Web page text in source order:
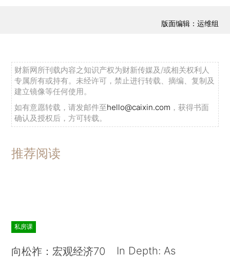
版面编辑：运维组
财新网所刊载内容之知识产权为财新传媒及/或相关权利人
专属所有或持有。未经许可，禁止进行转载、摘编、复制及
建立镜像等任何使用。
如有意愿转载，请发邮件至hello@caixin.com ，获得书面
确认及授权后，方可转载。
推荐阅读
私房课
向松祚：宏观经济70
In Depth: As